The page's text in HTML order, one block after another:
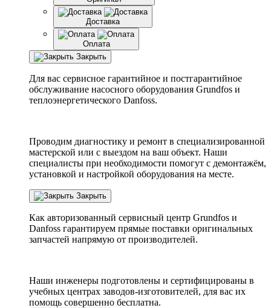
Доставка
Оплата
Закрыть
Для вас сервисное гарантийное и постгарантийное
обслуживание насосного оборудования Grundfos и
теплоэнергетического Danfoss.
Проводим диагностику и ремонт в специализированной
мастерской или с выездом на ваш объект. Наши
специалисты при необходимости помогут с демонтажём,
установкой и настройкой оборудования на месте.
Закрыть
Как авторизованный сервисный центр Grundfos и
Danfoss гарантируем прямые поставки оригинальных
запчастей напрямую от производителей.
Наши инженеры подготовлены и сертифицированы в
учебных центрах заводов-изготовителей, для вас их
помощь совершенно бесплатна.